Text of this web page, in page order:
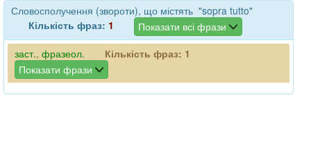
Словосполучення (звороти), що містять "sopra tutto"
Кількість фраз: 1
Показати всі фрази
заст., фразеол. Кількість фраз: 1
Показати фрази